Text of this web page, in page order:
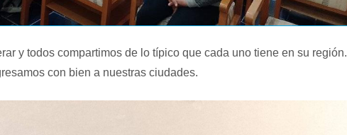
y todos compartimos de lo típico que cada uno tiene en su región.
con bien a nuestras ciudades.